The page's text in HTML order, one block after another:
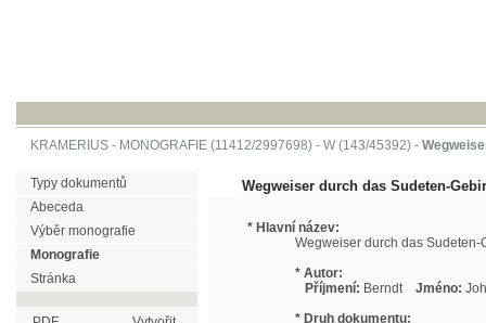
KRAMERIUS-MONOGRAFIE(11412/2997698) -W (143/45392)-Wegweiser durch
Abeceda
Výběr monografie
Monografie
Stránka
PDF Vytvořit
rozsah stran: (max. 20)
Wegweiser durch das Sudeten-Gebirge
* Autor:
* Druh dokumentu: